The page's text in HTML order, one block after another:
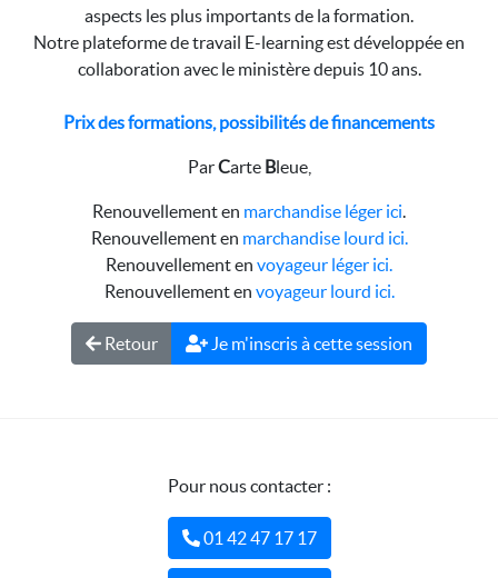
aspects les plus importants de la formation.
Notre plateforme de travail E-learning est développée en
collaboration avec le ministère depuis 10 ans.
Prix des formations, possibilités de financements
ParCarte Bleue,
Renouvellement en marchandise léger ici.
Renouvellement en marchandise lourd ici.
Renouvellement en voyageur léger ici.
Renouvellement en voyageur lourd ici.
Retour Je m'inscris à cette session
Pour nous contacter :
01 42 47 17 17